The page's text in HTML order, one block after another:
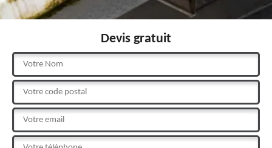
Devis gratuit